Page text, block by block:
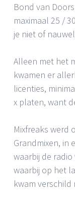
Bond van
maximaal 25 /
je niet of
Alleen met het
kwamen er
licenties,
x platen, want
Mixfreaks werd
Grandmixen, in
waarbij de
waarbij op het
kwam verschild